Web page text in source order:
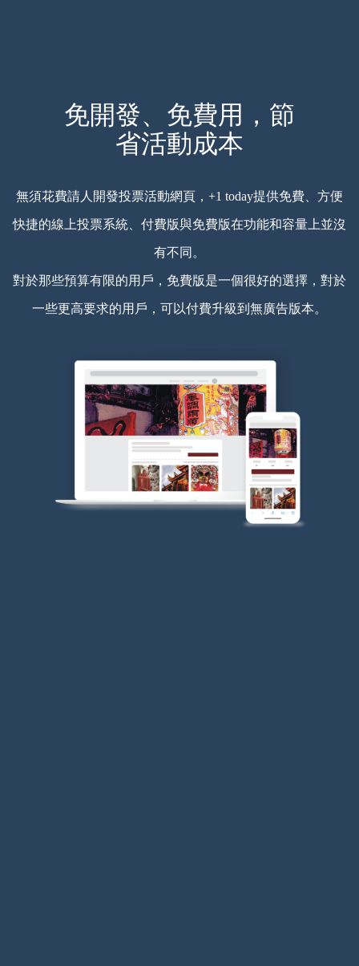
免開發、免費用，節
省活動成本
無須花費請人開發投票活動網頁，+1 today提供免費、方便
快捷的線上投票系統、付費版與免費版在功能和容量上並沒
有不同。
對於那些預算有限的用戶，免費版是一個很好的選擇，對於
一些更高要求的用戶，可以付費升級到無廣告版本。